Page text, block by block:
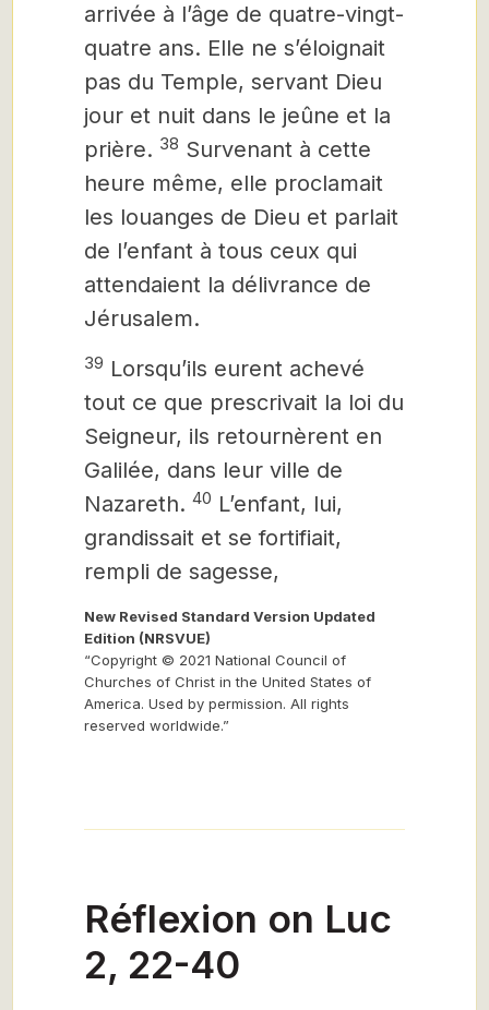
arrivée à l’âge de quatre-vingt-
quatre ans. Elle ne s’éloignait
pas du Temple, servant Dieu
jour et nuit dans le jeûne et la
prière. 38 Survenant à cette
heure même, elle proclamait
les louanges de Dieu et parlait
de l’enfant à tous ceux qui
attendaient la délivrance de
Jérusalem.
39 Lorsqu’ils eurent achevé
tout ce que prescrivait la loi du
Seigneur, ils retournèrent en
Galilée, dans leur ville de
Nazareth. 40 L’enfant, lui,
grandissait et se fortifiait,
rempli de sagesse,
New Revised Standard Version Updated
Edition (NRSVUE)
“Copyright © 2021 National Council of
Churches of Christ in the United States of
America. Used by permission. All rights
reserved worldwide.”
Réflexion on Luc
2, 22-40